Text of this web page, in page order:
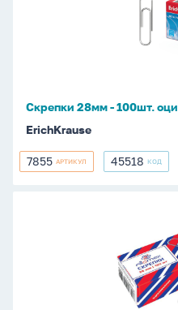
Скрепки 28мм - 100шт.
ErichKrause
7855
7855 АРТИКУЛ 45518
45518 КОД
оцинкованные,